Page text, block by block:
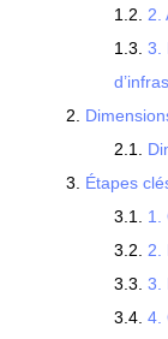
2.
3.
Étapes
1.
2.
3.
4.